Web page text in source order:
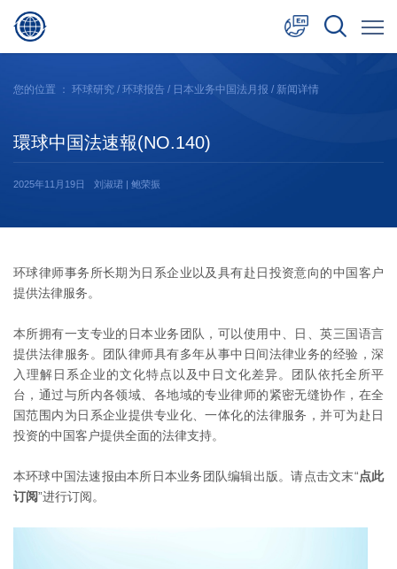
日本語
您的位置 ： 环球研究 / 环球报告 / 日本业务中国法月报 / 新闻详情
環球中国法速報(NO.140)
2025年11月19日 刘淑珺 | 鲍荣振
环球律师事务所长期为日系企业以及具有赴日投资意向的中国客户
提供法律服务。
本所拥有一支专业的日本业务团队，可以使用中、日、英三国语言
提供法律服务。团队律师具有多年从事中日间法律业务的经验，深
入理解日系企业的文化特点以及中日文化差异。团队依托全所平
台，通过与所内各领域、各地域的专业律师的紧密无缝协作，在全
国范围内为日系企业提供专业化、一体化的法律服务，并可为赴日
投资的中国客户提供全面的法律支持。
本环球中国法速报由本所日本业务团队编辑出版。请点击文末“点此
订阅”进行订阅。